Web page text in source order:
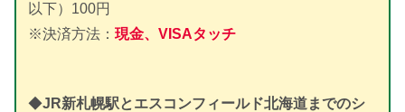
以下）100円
※決済方法： 現金、VISAタッチ
◆JR新札幌駅とエスコンフィールド北海道までのシ